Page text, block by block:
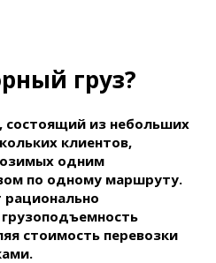
груз?
состоящий из небольших
клиентов,
одним
по одному маршруту.
стоимость перевозки